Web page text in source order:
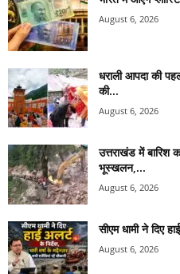
August 6, 2026
धराली आपदा की
की...
August 6, 2026
उत्तराखंड में बारिश
भूस्खलन,...
August 6, 2026
सीएम धामी ने दिए
August 6, 2026